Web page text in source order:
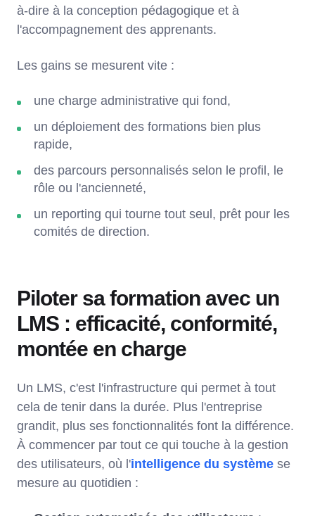
à-dire à la conception pédagogique et à
l'accompagnement des apprenants.
Les gains se mesurent vite :
une charge administrative qui fond,
un déploiement des formations bien plus
rapide,
des parcours personnalisés selon le profil, le
rôle ou l'ancienneté,
un reporting qui tourne tout seul, prêt pour les
comités de direction.
Piloter sa formation avec un
LMS : efficacité, conformité,
montée en charge
Un LMS, c'est l'infrastructure qui permet à tout
cela de tenir dans la durée. Plus l'entreprise
grandit, plus ses fonctionnalités font la différence.
À commencer par tout ce qui touche à la gestion
des utilisateurs, où l'intelligence du système se
mesure au quotidien :